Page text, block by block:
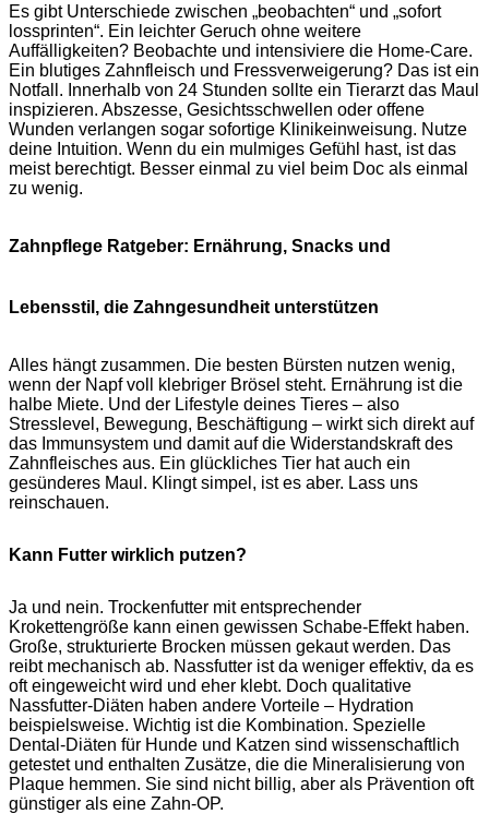
Es gibt Unterschiede zwischen „beobachten“ und „sofort
lossprinten“. Ein leichter Geruch ohne weitere
Auffälligkeiten? Beobachte und intensiviere die Home-Care.
Ein blutiges Zahnfleisch und Fressverweigerung? Das ist ein
Notfall. Innerhalb von 24 Stunden sollte ein Tierarzt das Maul
inspizieren. Abszesse, Gesichtsschwellen oder offene
Wunden verlangen sogar sofortige Klinikeinweisung. Nutze
deine Intuition. Wenn du ein mulmiges Gefühl hast, ist das
meist berechtigt. Besser einmal zu viel beim Doc als einmal
zu wenig.
Zahnpflege Ratgeber: Ernährung, Snacks und
Lebensstil, die Zahngesundheit unterstützen
Alles hängt zusammen. Die besten Bürsten nutzen wenig,
wenn der Napf voll klebriger Brösel steht. Ernährung ist die
halbe Miete. Und der Lifestyle deines Tieres – also
Stresslevel, Bewegung, Beschäftigung – wirkt sich direkt auf
das Immunsystem und damit auf die Widerstandskraft des
Zahnfleisches aus. Ein glückliches Tier hat auch ein
gesünderes Maul. Klingt simpel, ist es aber. Lass uns
reinschauen.
Kann Futter wirklich putzen?
Ja und nein. Trockenfutter mit entsprechender
Krokettengröße kann einen gewissen Schabe-Effekt haben.
Große, strukturierte Brocken müssen gekaut werden. Das
reibt mechanisch ab. Nassfutter ist da weniger effektiv, da es
oft eingeweicht wird und eher klebt. Doch qualitative
Nassfutter-Diäten haben andere Vorteile – Hydration
beispielsweise. Wichtig ist die Kombination. Spezielle
Dental-Diäten für Hunde und Katzen sind wissenschaftlich
getestet und enthalten Zusätze, die die Mineralisierung von
Plaque hemmen. Sie sind nicht billig, aber als Prävention oft
günstiger als eine Zahn-OP.